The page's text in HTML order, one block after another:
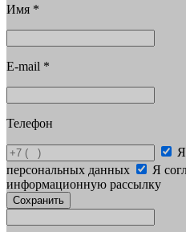
Имя *
E-mail *
Телефон
Я
персональных данных
Я
информационную рассылку
Сохранить